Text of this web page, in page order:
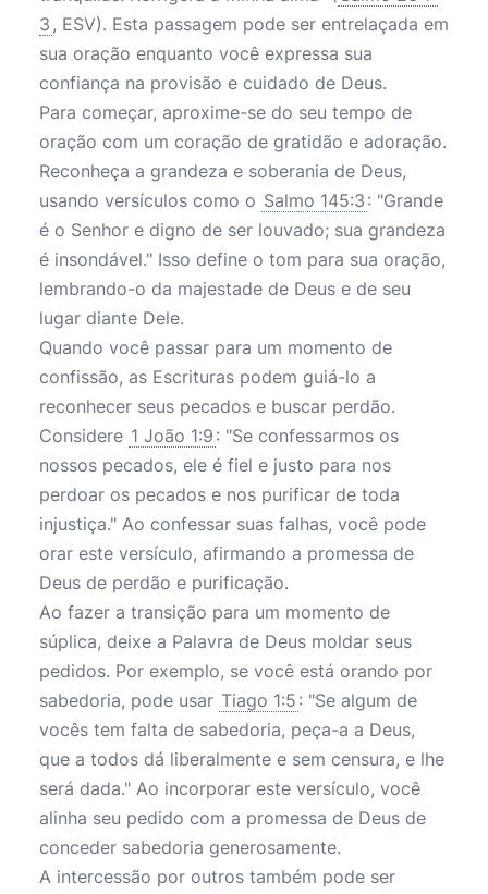
3 , ESV). Esta passagem pode ser entrelaçada em
sua oração enquanto você expressa sua
confiança na provisão e cuidado de Deus.
Para começar, aproxime-se do seu tempo de
oração com um coração de gratidão e adoração.
Reconheça a grandeza e soberania de Deus,
usando versículos como o Salmo 145:3 : "Grande
é o Senhor e digno de ser louvado; sua grandeza
é insondável." Isso define o tom para sua oração,
lembrando-o da majestade de Deus e de seu
lugar diante Dele.
Quando você passar para um momento de
confissão, as Escrituras podem guiá-lo a
reconhecer seus pecados e buscar perdão.
Considere 1 João 1:9 : "Se confessarmos os
nossos pecados, ele é fiel e justo para nos
perdoar os pecados e nos purificar de toda
injustiça." Ao confessar suas falhas, você pode
orar este versículo, afirmando a promessa de
Deus de perdão e purificação.
Ao fazer a transição para um momento de
súplica, deixe a Palavra de Deus moldar seus
pedidos. Por exemplo, se você está orando por
sabedoria, pode usar Tiago 1:5 : "Se algum de
vocês tem falta de sabedoria, peça-a a Deus,
que a todos dá liberalmente e sem censura, e lhe
será dada." Ao incorporar este versículo, você
alinha seu pedido com a promessa de Deus de
conceder sabedoria generosamente.
A intercessão por outros também pode ser